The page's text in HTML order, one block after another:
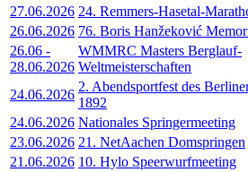
27.06.2026 24. Remmers-Hasetal-
26.06.2026 76. Boris Hanžeković
26.06 -
28.06.2026
WMMRC Masters Berglauf-
Weltmeisterschaften
24.06.2026
2. Abendsportfest des
1892
24.06.2026 Nationales Springermeeting
23.06.2026 21. NetAachen Domspringen
21.06.2026 10. Hylo Speerwurfmeeting